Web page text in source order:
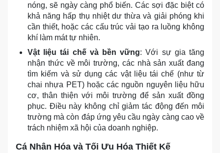
nóng, sẽ ngày càng phổ biến. Các sợi đặc biệt có
khả năng hấp thụ nhiệt dư thừa và giải phóng khi
cần thiết, hoặc các cấu trúc vải tạo ra luồng không
khí làm mát tự nhiên.
Vật liệu tái chế và bền vững: Với sự gia tăng
nhận thức về môi trường, các nhà sản xuất đang
tìm kiếm và sử dụng các vật liệu tái chế (như từ
chai nhựa PET) hoặc các nguồn nguyên liệu hữu
cơ, thân thiện với môi trường để sản xuất đồng
phục. Điều này không chỉ giảm tác động đến môi
trường mà còn đáp ứng yêu cầu ngày càng cao về
trách nhiệm xã hội của doanh nghiệp.
Cá Nhân Hóa và Tối Ưu Hóa Thiết Kế